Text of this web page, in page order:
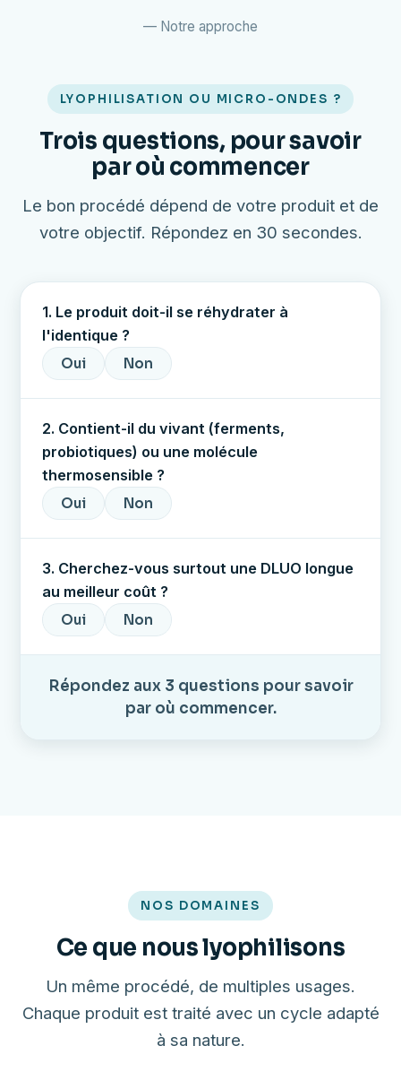
— Notre approche
LYOPHILISATION OU MICRO-ONDES ?
Trois questions, pour savoir
par où commencer
Le bon procédé dépend de votre produit et de
votre objectif. Répondez en 30 secondes.
1. Le produit doit-il se réhydrater à
l'identique ?
Oui Non
2. Contient-il du vivant (ferments,
probiotiques) ou une molécule
thermosensible ?
Oui Non
3. Cherchez-vous surtout une DLUO longue
au meilleur coût ?
Oui Non
Répondez aux 3 questions pour savoir
par où commencer.
NOS DOMAINES
Ce que nous lyophilisons
Un même procédé, de multiples usages.
Chaque produit est traité avec un cycle adapté
à sa nature.